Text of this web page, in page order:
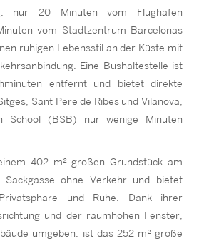
nur 20 Minuten vom Flughafen
vom Stadtzentrum Barcelonas
ruhigen Lebensstil an der Küste mit
Eine Bushaltestelle ist
entfernt und bietet direkte
Sant Pere de Ribes und Vilanova,
School (BSB) nur wenige Minuten
402 m² großen Grundstück am
Sackgasse ohne Verkehr und bietet
und Ruhe. Dank ihrer
und der raumhohen Fenster,
umgeben, ist das 252 m² große